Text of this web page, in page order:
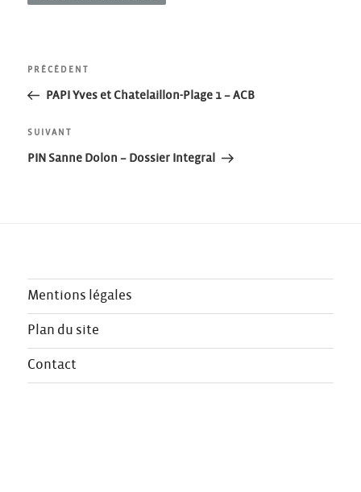
Navigation
l’article
Article
précédent
PRÉCÉDENT
PAPI Yves et Chatelaillon-Plage 1 – ACB
Article
suivant
SUIVANT
PIN Sanne Dolon – Dossier Integral
Mentions légales
Plan du site
Contact